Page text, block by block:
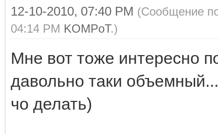
12-10-2010, 07:40 PM (Сообщение
04:14 PM KOMPoT.)
Мне вот тоже интересно
давольно таки
чо делать)